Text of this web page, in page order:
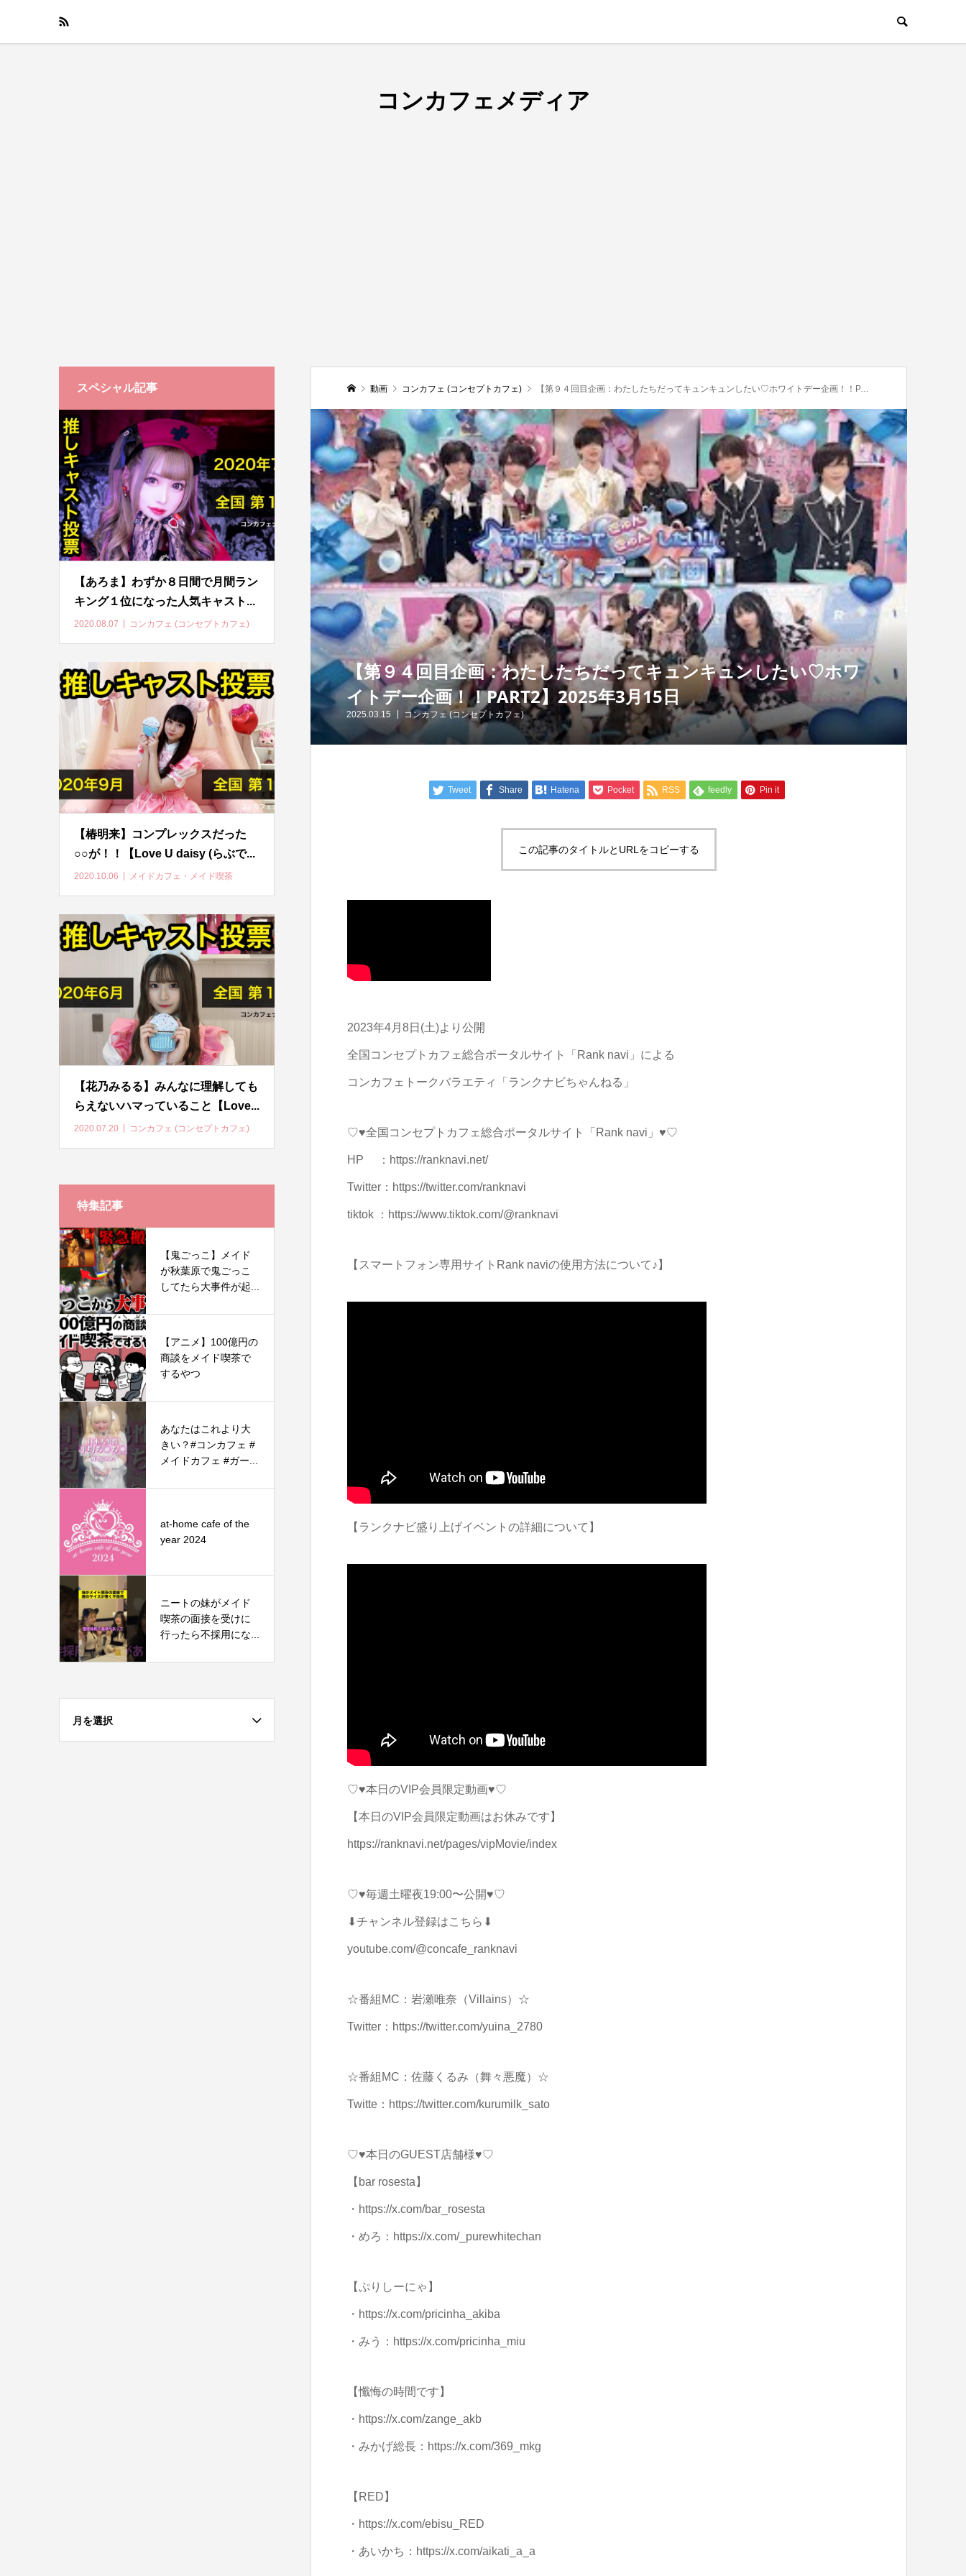
コンカフェメディア
動画 コンカフェ (コンセプトカフェ) 【第９４回目企画：わたしたちだってキュンキュンしたい♡ホワイトデー企画！！PART2】2025年3月15日
【第９４回目企画：わたしたちだってキュンキュンしたい♡ホワ
イトデー企画！！PART2】2025年3月15日
2025.03.15 コンカフェ (コンセプトカフェ)
Tweet Share Hatena Pocket RSS feedly Pin it
この記事のタイトルとURLをコピーする
2023年4月8日(土)より公開
全国コンセプトカフェ総合ポータルサイト「Rank navi」による
コンカフェトークバラエティ「ランクナビちゃんねる」
♡♥全国コンセプトカフェ総合ポータルサイト「Rank navi」♥♡
HP ：https://ranknavi.net/
Twitter：https://twitter.com/ranknavi
tiktok ：https://www.tiktok.com/@ranknavi
【スマートフォン専用サイトRank naviの使用方法について♪】
【ランクナビ盛り上げイベントの詳細について】
♡♥本日のVIP会員限定動画♥♡
【本日のVIP会員限定動画はお休みです】
https://ranknavi.net/pages/vipMovie/index
♡♥毎週土曜夜19:00〜公開♥♡
⬇チャンネル登録はこちら⬇
youtube.com/@concafe_ranknavi
☆番組MC：岩瀬唯奈（Villains）☆
Twitter：https://twitter.com/yuina_2780
☆番組MC：佐藤くるみ（舞々悪魔）☆
Twitte：https://twitter.com/kurumilk_sato
♡♥本日のGUEST店舗様♥♡
【bar rosesta】
・https://x.com/bar_rosesta
・めろ：https://x.com/_purewhitechan
【ぷりしーにゃ】
・https://x.com/pricinha_akiba
・みう：https://x.com/pricinha_miu
【懺悔の時間です】
・https://x.com/zange_akb
・みかげ総長：https://x.com/369_mkg
【RED】
・https://x.com/ebisu_RED
・あいかち：https://x.com/aikati_a_a
スペシャル記事
【あろま】わずか８日間で月間ラン
キング１位になった人気キャスト...
2020.08.07 コンカフェ (コンセプトカフェ)
【椿明来】コンプレックスだった
○○が！！【Love U daisy (らぶで...
2020.10.06 メイドカフェ・メイド喫茶
【花乃みるる】みんなに理解しても
らえないハマっていること【Love...
2020.07.20 コンカフェ (コンセプトカフェ)
特集記事
【鬼ごっこ】メイド
が秋葉原で鬼ごっこ
してたら大事件が起...
【アニメ】100億円の
商談をメイド喫茶で
するやつ
あなたはこれより大
きい？#コンカフェ #
メイドカフェ #ガー...
at-home cafe of the
year 2024
ニートの妹がメイド
喫茶の面接を受けに
行ったら不採用にな...
月を選択